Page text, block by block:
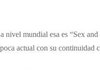
mundial esa es “Sex
actual con su